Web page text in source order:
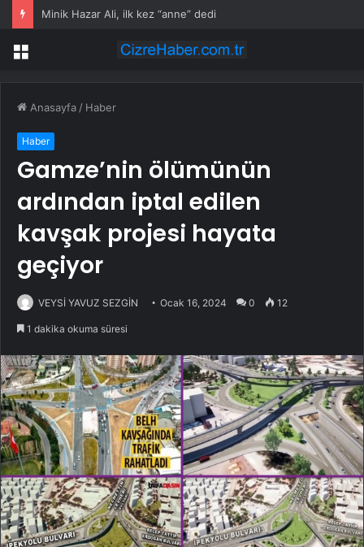
Minik Hazar Ali, ilk kez “anne” dedi
Menü
Anasayfa / Haber
Haber
Gamze’nin ölümünün
ardından iptal edilen
kavşak projesi hayata
geçiyor
VEYSİ YAVUZ SEZGİN Ocak 16, 2024 0 12
1 dakika okuma süresi